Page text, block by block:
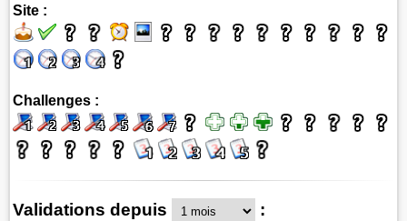
Site :
Challenges :
Validations depuis :